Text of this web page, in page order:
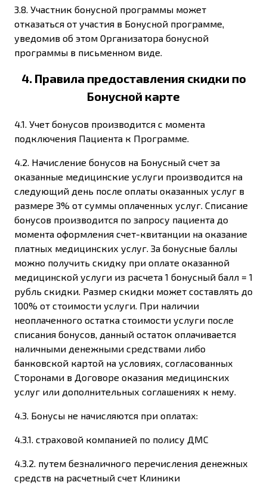
3.8. Участник бонусной программы может
отказаться от участия в Бонусной программе,
уведомив об этом Организатора бонусной
программы в письменном виде.
4. Правила предоставления скидки по
Бонусной карте
4.1. Учет бонусов производится с момента
подключения Пациента к Программе.
4.2. Начисление бонусов на Бонусный счет за
оказанные медицинские услуги производится на
следующий день после оплаты оказанных услуг в
размере 3% от суммы оплаченных услуг. Списание
бонусов производится по запросу пациента до
момента оформления счет-квитанции на оказание
платных медицинских услуг. За бонусные баллы
можно получить скидку при оплате оказанной
медицинской услуги из расчета 1 бонусный балл = 1
рубль скидки. Размер скидки может составлять до
100% от стоимости услуги. При наличии
неоплаченного остатка стоимости услуги после
списания бонусов, данный остаток оплачивается
наличными денежными средствами либо
банковской картой на условиях, согласованных
Сторонами в Договоре оказания медицинских
услуг или дополнительных соглашениях к нему.
4.3. Бонусы не начисляются при оплатах:
4.3.1. страховой компанией по полису ДМС
4.3.2. путем безналичного перечисления денежных
средств на расчетный счет Клиники